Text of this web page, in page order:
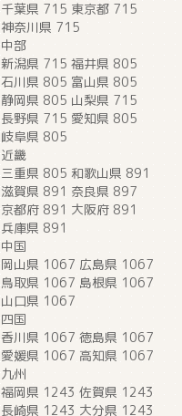
千葉県 715 東京都 715
神奈川県 715
中部
新潟県 715 福井県 805
石川県 805 富山県 805
静岡県 805 山梨県 715
長野県 715 愛知県 805
岐阜県 805
近畿
三重県 805 和歌山県 891
滋賀県 891 奈良県 897
京都府 891 大阪府 891
兵庫県 891
中国
岡山県 1067 広島県 1067
鳥取県 1067 島根県 1067
山口県 1067
四国
香川県 1067 徳島県 1067
愛媛県 1067 高知県 1067
九州
福岡県 1243 佐賀県 1243
長崎県 1243 大分県 1243